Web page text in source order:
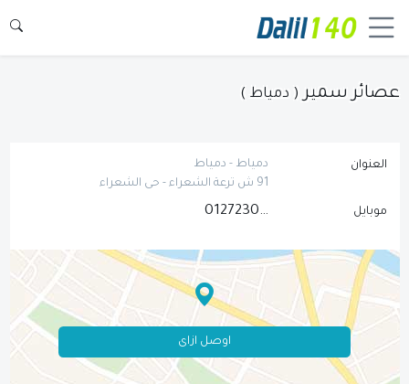
عصائر سمير ( دمياط )
العنوان
دمياط - دمياط
91 ش ترعة الشعراء - حى الشعراء
موبايل 01272308269
اوصل ازاى